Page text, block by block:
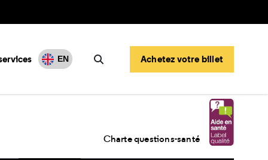
EN
Rechercher
Achetez votre billet
Charte questions-santé